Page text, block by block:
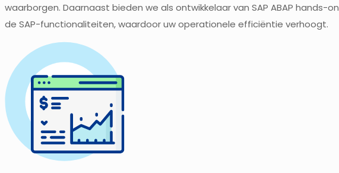
waarborgen. Daarnaast bieden we als ontwikkelaar van SAP ABAP hands-on
de SAP-functionaliteiten, waardoor uw operationele efficiëntie verhoogt.